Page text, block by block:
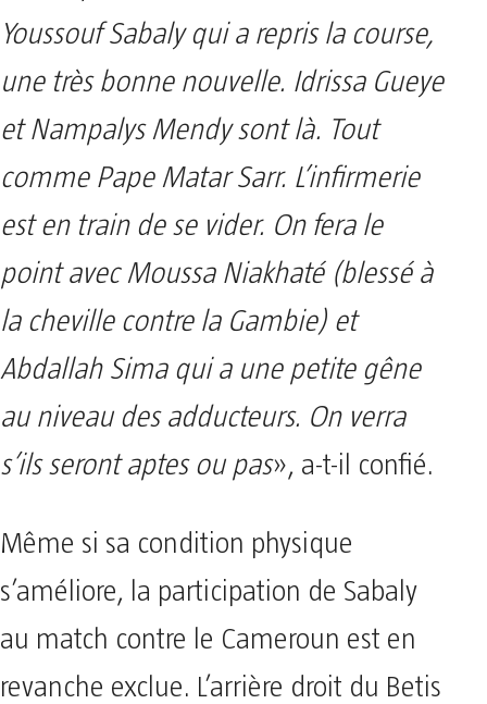
Youssouf Sabaly qui a repris la course,
une très bonne nouvelle. Idrissa Gueye
et Nampalys Mendy sont là. Tout
comme Pape Matar Sarr. L’infirmerie
est en train de se vider. On fera le
point avec Moussa Niakhaté (blessé à
la cheville contre la Gambie) et
Abdallah Sima qui a une petite gêne
au niveau des adducteurs. On verra
s’ils seront aptes ou pas», a-t-il confié.
Même si sa condition physique
s’améliore, la participation de Sabaly
au match contre le Cameroun est en
revanche exclue. L’arrière droit du Betis